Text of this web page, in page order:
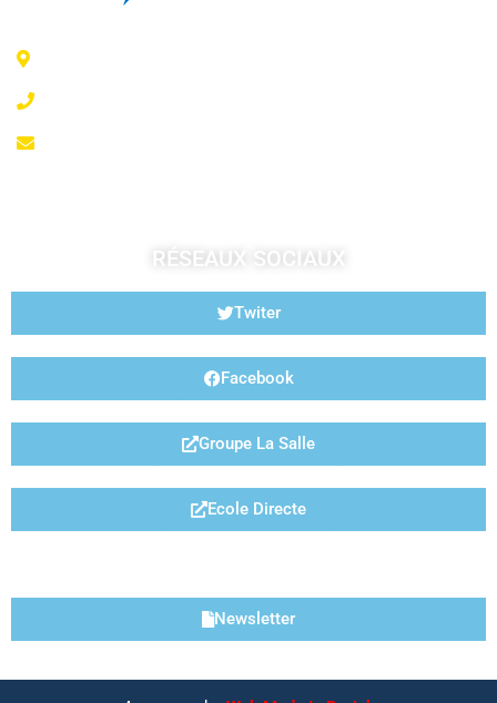
RÉSEAUX SOCIAUX
Twiter
Facebook
Groupe La Salle
Ecole Directe
Newsletter